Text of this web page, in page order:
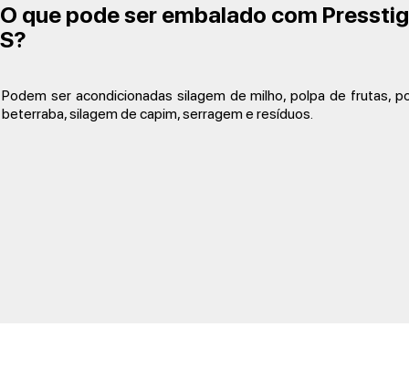
O que pode ser embalado com
S?
Podem ser acondicionadas silagem de milho, polpa de frutas,
beterraba, silagem de capim, serragem e resíduos.